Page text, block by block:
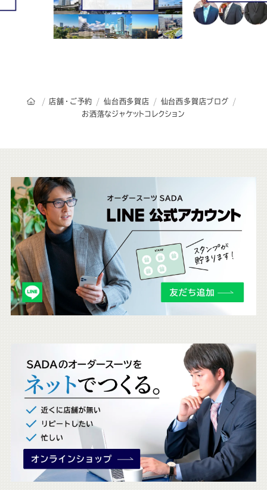
オーダースーツSADAのトップページ
店舗・ご予約 仙台西多賀店
仙台西多賀店ブログ
お洒落なジャケットコレクション
こ
ち
ら
も
チ
ェ